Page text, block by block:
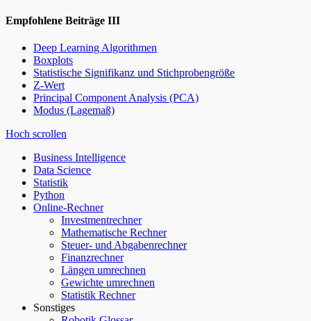
Empfohlene Beiträge III
Deep Learning Algorithmen
Boxplots
Statistische Signifikanz und Stichprobengröße
Z-Wert
Principal Component Analysis (PCA)
Modus (Lagemaß)
Hoch scrollen
Business Intelligence
Data Science
Statistik
Python
Online-Rechner
Investmentrechner
Mathematische Rechner
Steuer- und Abgabenrechner
Finanzrechner
Längen umrechnen
Gewichte umrechnen
Statistik Rechner
Sonstiges